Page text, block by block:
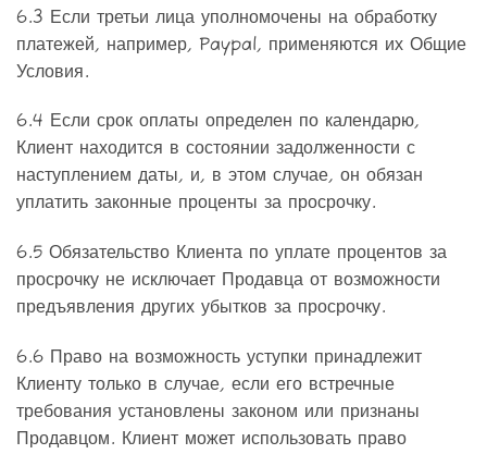
6.3 Если третьи лица уполномочены на обработку
платежей, например, Paypal, применяются их Общие
Условия.
6.4 Если срок оплаты определен по календарю,
Клиент находится в состоянии задолженности с
наступлением даты, и, в этом случае, он обязан
уплатить законные проценты за просрочку.
6.5 Обязательство Клиента по уплате процентов за
просрочку не исключает Продавца от возможности
предъявления других убытков за просрочку.
6.6 Право на возможность уступки принадлежит
Клиенту только в случае, если его встречные
требования установлены законом или признаны
Продавцом. Клиент может использовать право